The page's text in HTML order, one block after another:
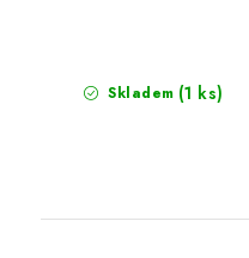
Skladem (1 ks)